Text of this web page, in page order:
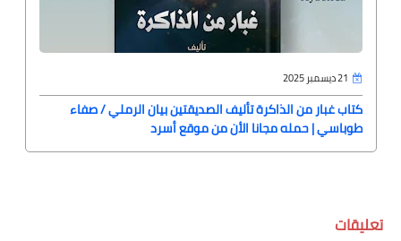
21 ديسمبر 2025
كتاب غبار من الذاكرة تأليف الصديقتين بيان الرملي / صفاء
طوباسي | حمله مجانا الأن من موقع أسرد
تعليقات